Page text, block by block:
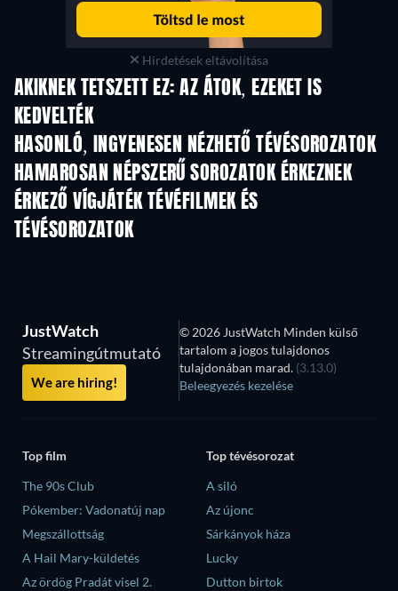
Hirdetések eltávolítása
AKIKNEK TETSZETT EZ: AZ ÁTOK, EZEKET IS
KEDVELTÉK
HASONLÓ, INGYENESEN NÉZHETŐ TÉVÉSOROZATOK
TV TV
HAMAROSAN NÉPSZERŰ SOROZATOK ÉRKEZNEK
TV TV
ÉRKEZŐ VÍGJÁTÉK TÉVÉFILMEK ÉS
TÉVÉSOROZATOK
Évad 6
JustWatch
Streamingútmutató
We are hiring!
© 2026 JustWatch Minden külső
tartalom a jogos tulajdonos
tulajdonában marad. (3.13.0)
Beleegyezés kezelése
Top film
The 90s Club
Pókember: Vadonatúj nap
Megszállottság
A Hail Mary-küldetés
Az ördög Pradát visel 2.
Top tévésorozat
A siló
Az újonc
Sárkányok háza
Lucky
Dutton birtok